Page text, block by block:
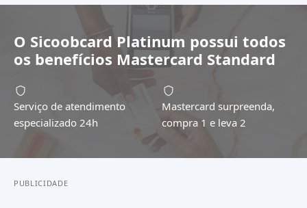
O Sicoobcard Platinum possui todos
os benefícios Mastercard Standard
Serviço de atendimento
especializado 24h
Mastercard surpreenda,
compra 1 e leva 2
PUBLICIDADE